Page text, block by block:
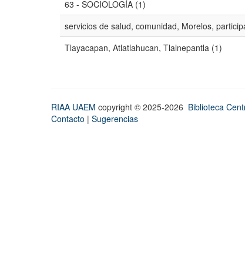
63 - SOCIOLOGÍA (1)
servicios de salud, comunidad, Morelos,
Tlayacapan, Atlatlahucan, Tlalnepantla (1)
RIAA UAEM copyright © 2025-2026 Biblioteca
Contacto | Sugerencias